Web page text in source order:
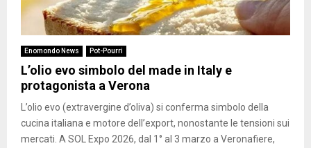
Enomondo News Pot-Pourri
L’olio evo simbolo del made in Italy e
protagonista a Verona
L’olio evo (extravergine d’oliva) si conferma simbolo della
cucina italiana e motore dell’export, nonostante le tensioni sui
mercati. A SOL Expo 2026, dal 1° al 3 marzo a Veronafiere,